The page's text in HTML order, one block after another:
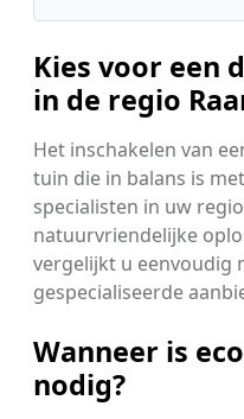
Kies voor een
in de regio
Het inschakelen van
tuin die in balans is
specialisten in uw
natuurvriendelijke
vergelijkt u eenvoudig
gespecialiseerde
Wanneer is
nodig?